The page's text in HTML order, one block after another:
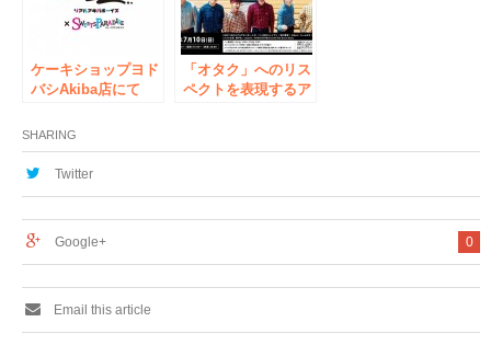
ンマンライブの詳細
が発表。
#RAB
ケーキショップヨド
バシAkiba店にて
バボーイズ）」コラ
ボ開催決定！2021年
2月8日(月)から2021
「オタク」へのリス
ペクトを表現するア
ソンダンスパフォー
販売受付中！
SHARING
Twitter
0
Google+
Email this article